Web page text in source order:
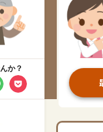
人
#年金広報
か？